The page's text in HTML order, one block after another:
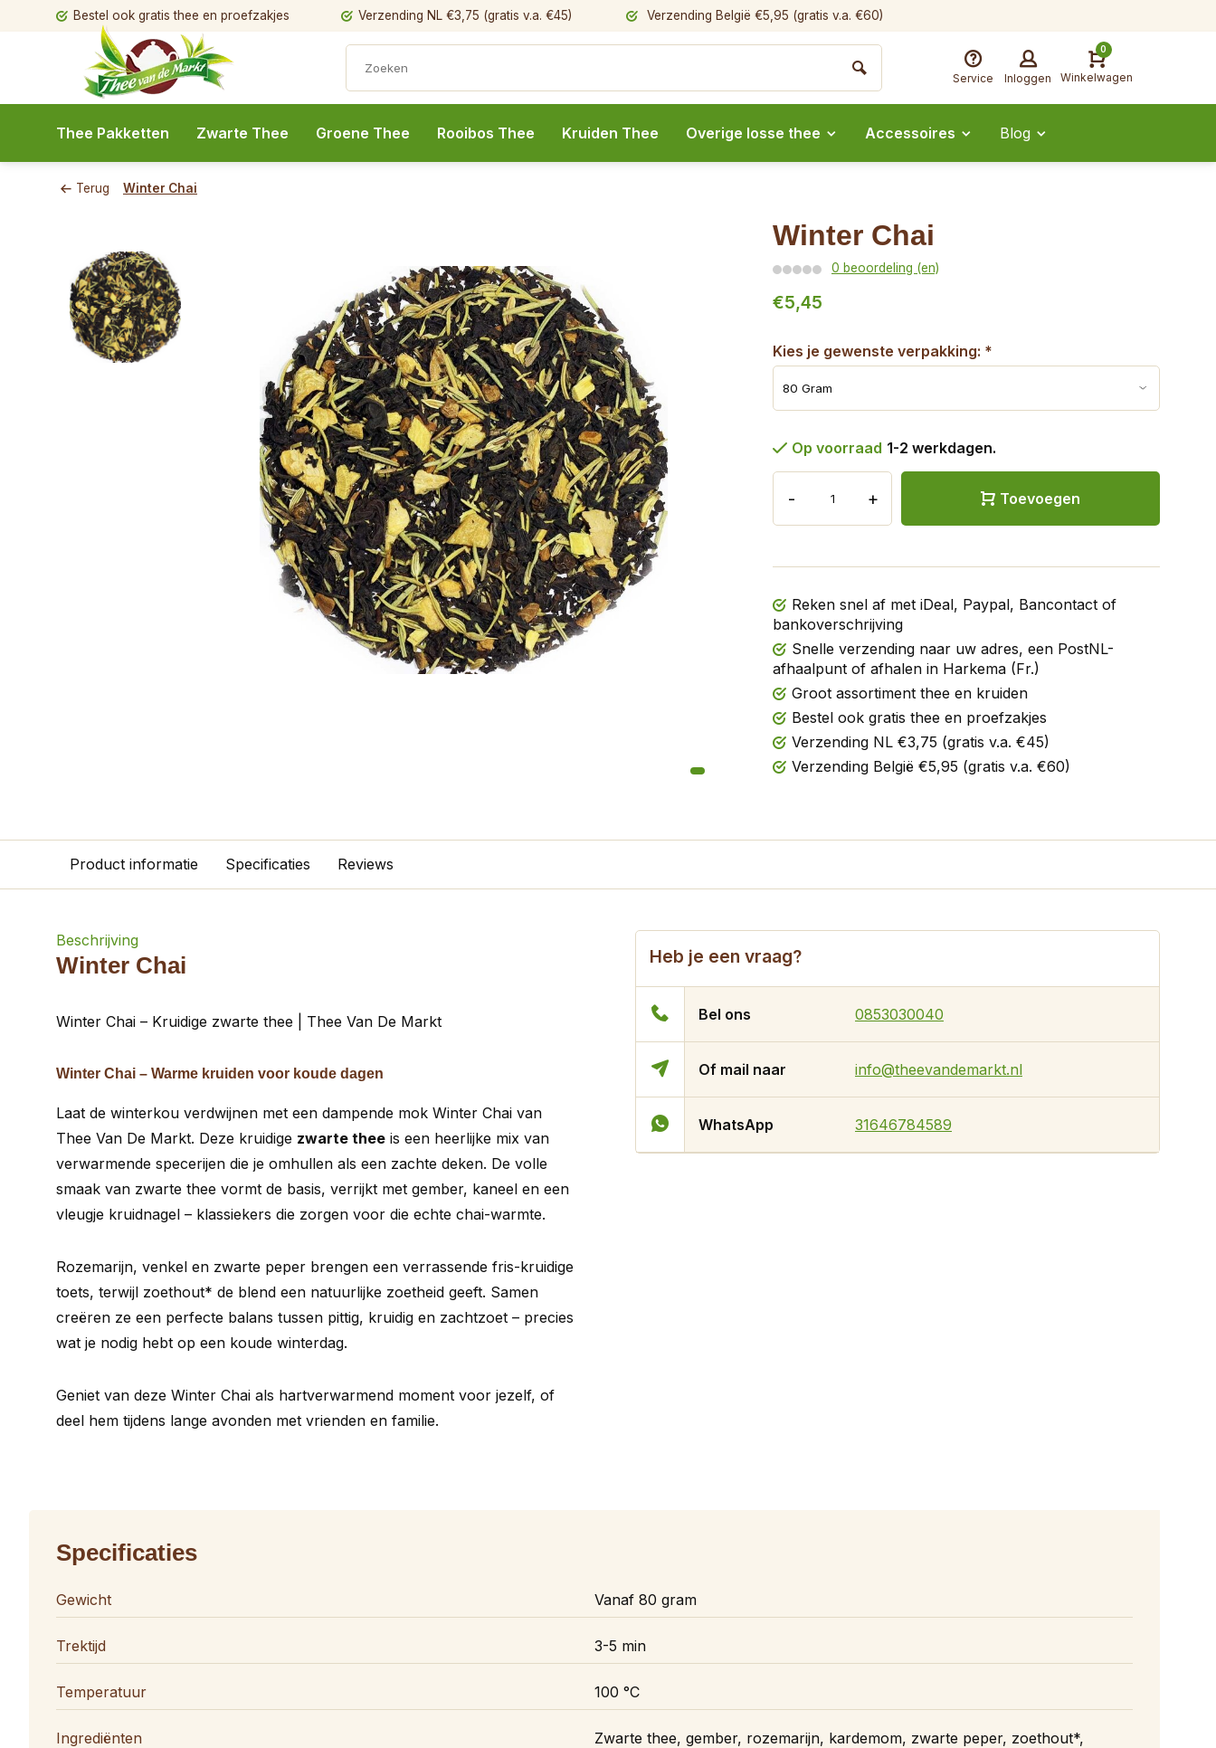
Bestel ook gratis thee en proefzakjes Verzending NL €3,75 (gratis v.a. €45) Verzending België €5,95 (gratis v.a. €60)
Service Inloggen
0
Winkelwagen
Thee Pakketten Zwarte Thee Groene Thee Rooibos Thee Kruiden Thee Overige losse thee Accessoires Blog
Terug Winter Chai
Winter Chai
0 beoordeling (en)
€5,45
Kies je gewenste verpakking: *
Op voorraad 1-2 werkdagen.
- + Toevoegen
Reken snel af met iDeal, Paypal, Bancontact of
bankoverschrijving
Snelle verzending naar uw adres, een PostNL-
afhaalpunt of afhalen in Harkema (Fr.)
Groot assortiment thee en kruiden
Bestel ook gratis thee en proefzakjes
Verzending NL €3,75 (gratis v.a. €45)
Verzending België €5,95 (gratis v.a. €60)
Product informatie Specificaties Reviews
Beschrijving
Winter Chai
Winter Chai – Kruidige zwarte thee | Thee Van De Markt
Winter Chai – Warme kruiden voor koude dagen
Laat de winterkou verdwijnen met een dampende mok Winter Chai van
Thee Van De Markt. Deze kruidige zwarte thee is een heerlijke mix van
verwarmende specerijen die je omhullen als een zachte deken. De volle
smaak van zwarte thee vormt de basis, verrijkt met gember, kaneel en een
vleugje kruidnagel – klassiekers die zorgen voor die echte chai-warmte.
Rozemarijn, venkel en zwarte peper brengen een verrassende fris-kruidige
toets, terwijl zoethout* de blend een natuurlijke zoetheid geeft. Samen
creëren ze een perfecte balans tussen pittig, kruidig en zachtzoet – precies
wat je nodig hebt op een koude winterdag.
Geniet van deze Winter Chai als hartverwarmend moment voor jezelf, of
deel hem tijdens lange avonden met vrienden en familie.
Heb je een vraag?
Bel ons 0853030040
Of mail naar info@theevandemarkt.nl
WhatsApp 31646784589
Specificaties
Gewicht Vanaf 80 gram
Trektijd 3-5 min
Temperatuur 100 °C
Ingrediënten
Zwarte thee, gember, rozemarijn, kardemom, zwarte peper, zoethout*,